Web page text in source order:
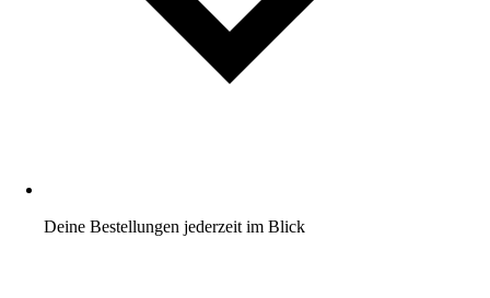
Deine Bestellungen jederzeit im Blick